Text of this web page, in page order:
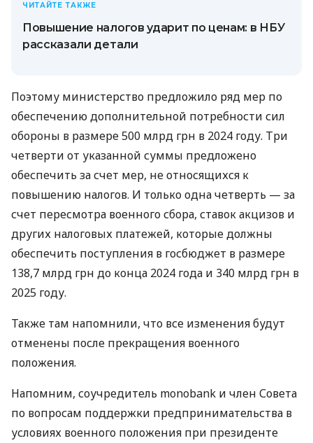
ЧИТАЙТЕ ТАКЖЕ
Повышение налогов ударит по ценам: в НБУ
рассказали детали
Поэтому министерство предложило ряд мер по
обеспечению дополнительной потребности сил
обороны в размере 500 млрд грн в 2024 году. Три
четверти от указанной суммы предложено
обеспечить за счет мер, не относящихся к
повышению налогов. И только одна четверть — за
счет пересмотра военного сбора, ставок акцизов и
других налоговых платежей, которые должны
обеспечить поступления в госбюджет в размере
138,7 млрд грн до конца 2024 года и 340 млрд грн в
2025 году.
Также там напомнили, что все изменения будут
отменены после прекращения военного
положения.
Напомним, соучредитель monobank и член Совета
по вопросам поддержки предпринимательства в
условиях военного положения при президенте